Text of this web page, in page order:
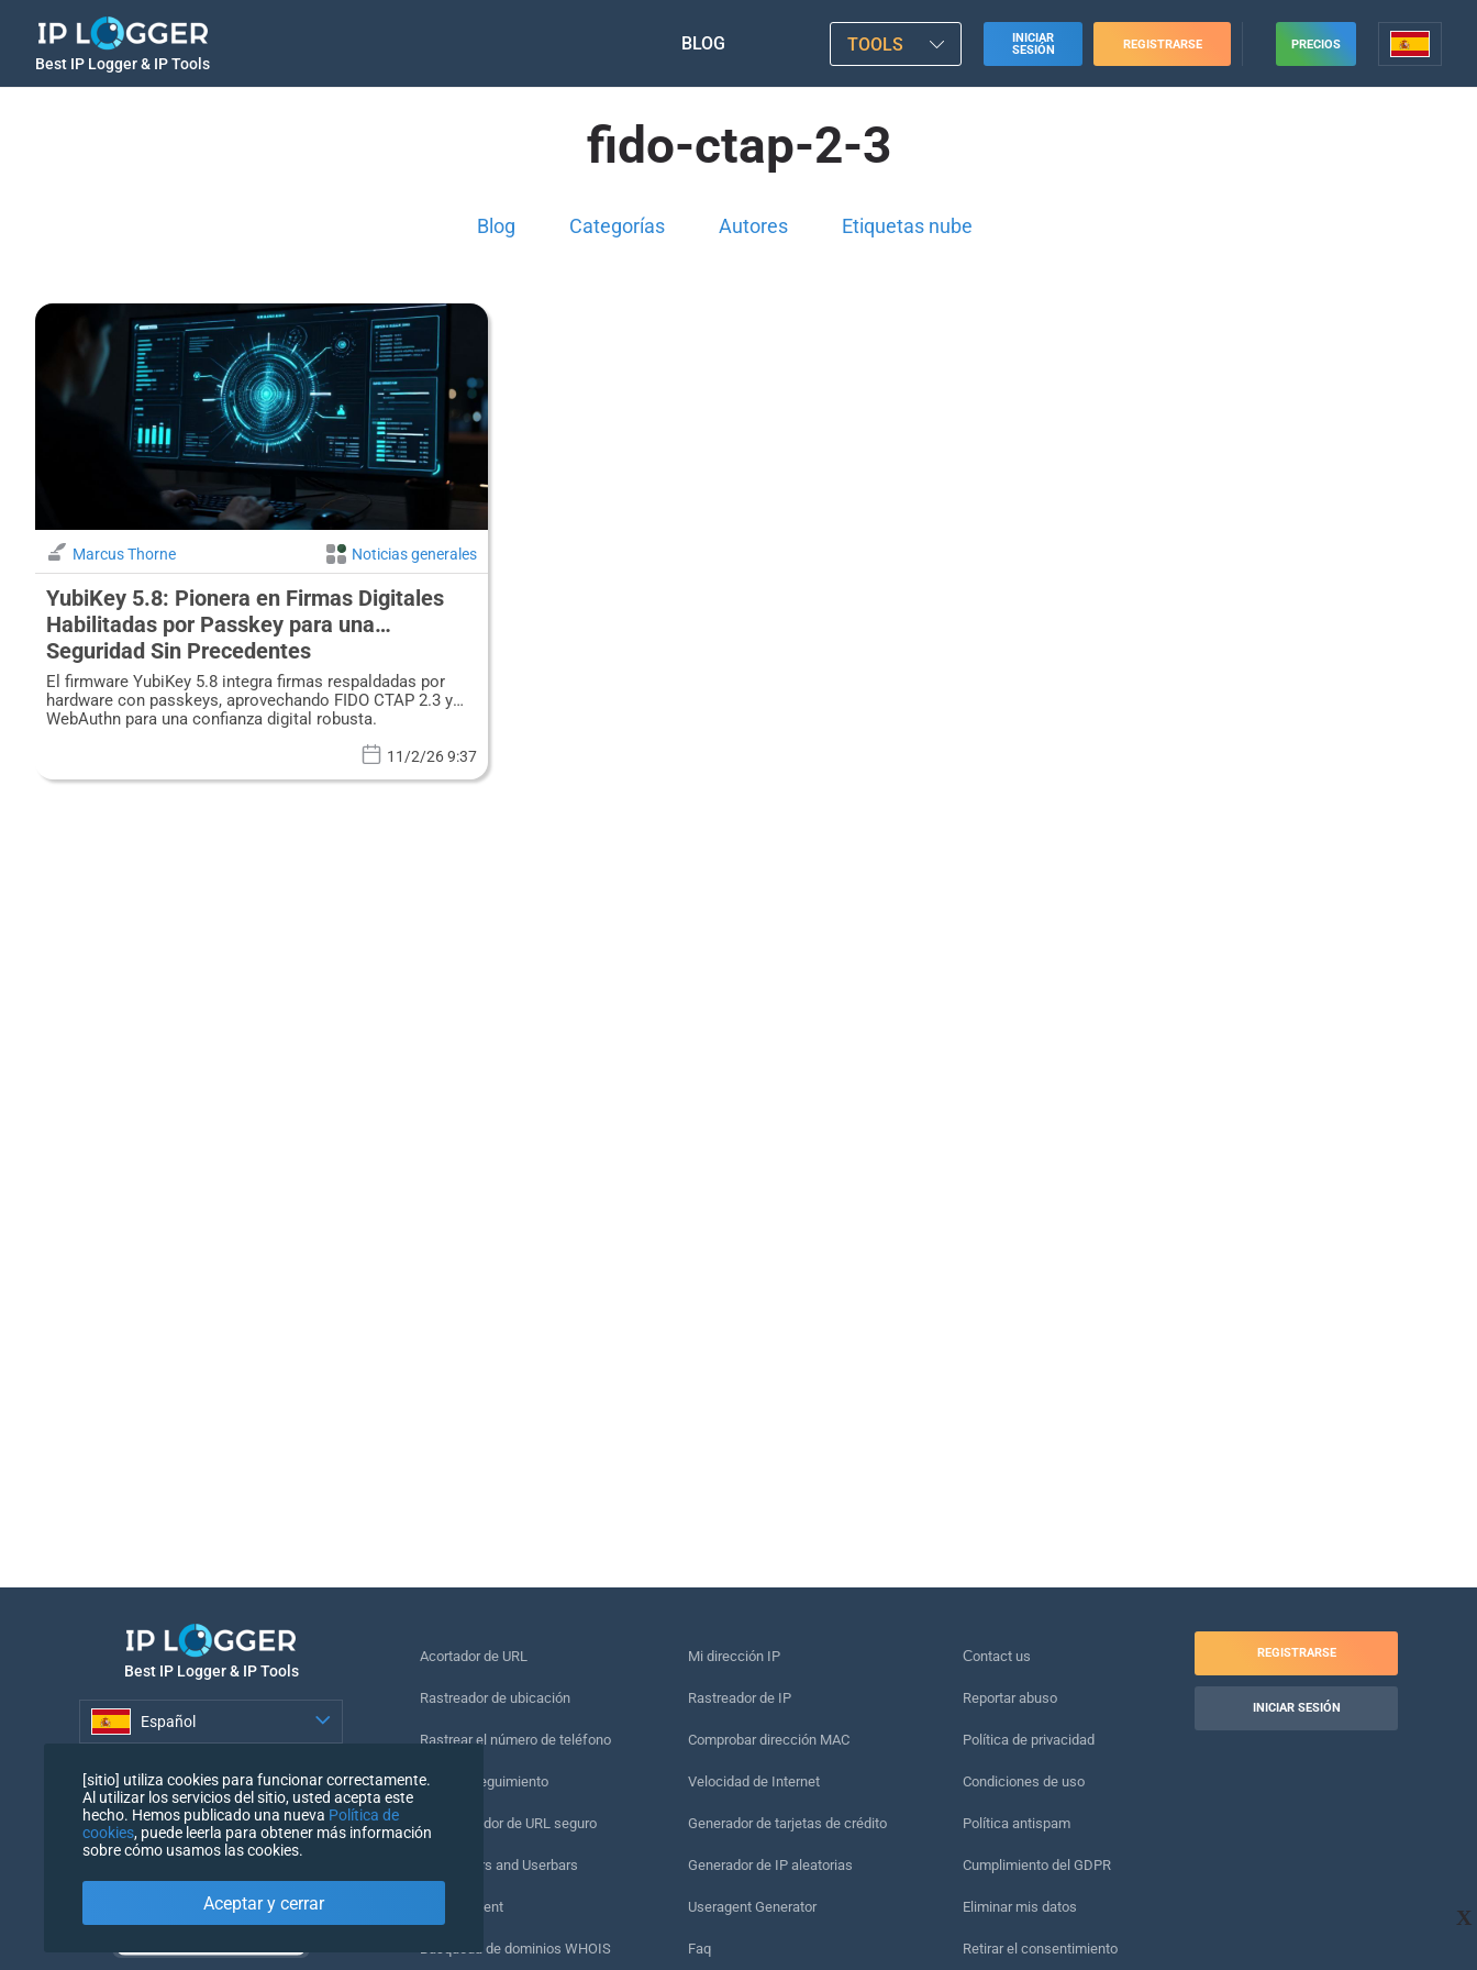
Best IP Logger & IP Tools
BLOG TOOLS
INICIAR
SESIÓN
REGISTRARSE PRECIOS
fido-ctap-2-3
Blog Categorías Autores Etiquetas nube
Marcus Thorne Noticias generales
YubiKey 5.8: Pionera en Firmas Digitales
Habilitadas por Passkey para una
Seguridad Sin Precedentes
El firmware YubiKey 5.8 integra firmas respaldadas por
hardware con passkeys, aprovechando FIDO CTAP 2.3 y
WebAuthn para una confianza digital robusta.
11/2/26 9:37
X
Best IP Logger & IP Tools
Español
Acortador de URL
Rastreador de ubicación
Rastrear el número de teléfono
Píxel de seguimiento
Comprobador de URL seguro
IP Counters and Userbars
Mi UserAgent
Búsqueda de dominios WHOIS
Mi dirección IP
Rastreador de IP
Comprobar dirección MAC
Velocidad de Internet
Generador de tarjetas de crédito
Generador de IP aleatorias
Useragent Generator
Faq
Сontact us
Reportar abuso
Política de privacidad
Condiciones de uso
Política antispam
Cumplimiento del GDPR
Eliminar mis datos
Retirar el consentimiento
REGISTRARSE
INICIAR SESIÓN
[sitio] utiliza cookies para funcionar correctamente.
Al utilizar los servicios del sitio, usted acepta este
hecho. Hemos publicado una nueva Política de
cookies, puede leerla para obtener más información
sobre cómo usamos las cookies.
Aceptar y cerrar